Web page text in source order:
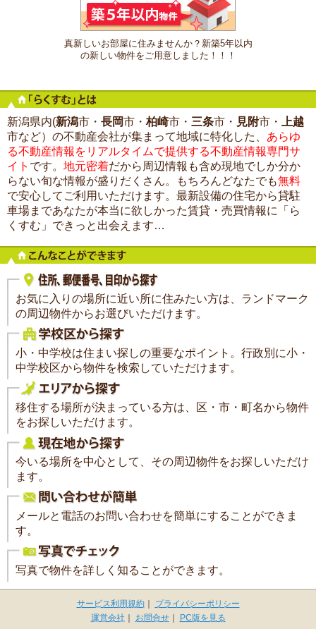
真新しいお部屋に住みませんか？新築5年以内
の新しい物件をご用意しました！！！
新潟県内(新潟市・ 長岡市・柏崎市・ 三条市・ 見附市・
上越
市など）の不動産会社が集まって地域に特化した、 あらゆ
る不動産情報をリアルタイムで提供する不動産情報専門サ
イト です。 地元密着だから周辺情報も含め現地でしか分か
らない旬な情報が盛りだくさん。もちろんどなたでも無料
で安心してご利用いただけます。最新設備の住宅から貸駐
車場まであなたが本当に欲しかった賃貸・売買情報に「ら
くすむ」できっと出会えます…
お気に入りの場所に近い所に住みたい方は、ランドマーク
の周辺物件からお選びいただけます。
小・中学校は住まい探しの重要なポイント。行政別に小・
中学校区から物件を検索していただけます。
移住する場所が決まっている方は、区・市・町名から物件
をお探しいただけます。
今いる場所を中心として、その周辺物件をお探しいただけ
ます。
メールと電話のお問い合わせを簡単にすることができま
す。
写真で物件を詳しく知ることができます。
サービス利用規約｜
プライバシーポリシー
運営会社 ｜ お問合せ｜ PC版を見る